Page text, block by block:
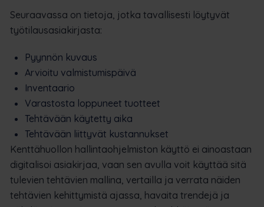
Seuraavassa on tietoja, jotka tavallisesti löytyvät
työtilausasiakirjasta:
Pyynnön kuvaus
Arvioitu valmistumispäivä
Inventaario
Varastosta loppuneet tuotteet
Tehtävään käytetty aika
Tehtävään liittyvät kustannukset
Kenttähuollon hallintaohjelmiston käyttö ei ainoastaan
digitalisoi asiakirjaa, vaan sen avulla voit käyttää sitä
tulevien tehtävien mallina, vertailla ja verrata näiden
tehtävien kehittymistä ajassa, havaita trendejä ja